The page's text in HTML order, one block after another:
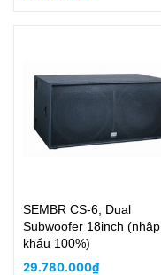
SEMBR CS-6, Dual
Subwoofer 18inch (nhập
khẩu 100%)
29.780.000₫